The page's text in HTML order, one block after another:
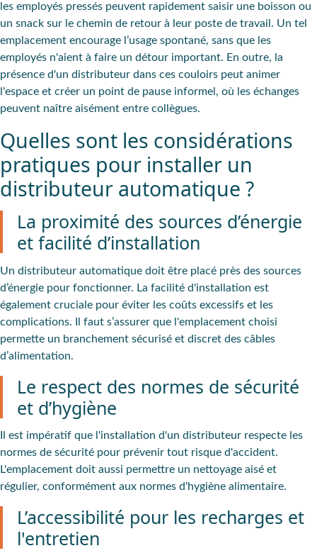
les employés pressés peuvent rapidement saisir une boisson ou
un snack sur le chemin de retour à leur poste de travail. Un tel
emplacement encourage l’usage spontané, sans que les
employés n'aient à faire un détour important. En outre, la
présence d'un distributeur dans ces couloirs peut animer
l'espace et créer un point de pause informel, où les échanges
peuvent naître aisément entre collègues.
Quelles sont les considérations
pratiques pour installer un
distributeur automatique ?
La proximité des sources d’énergie
et facilité d’installation
Un distributeur automatique doit être placé près des sources
d’énergie pour fonctionner. La facilité d'installation est
également cruciale pour éviter les coûts excessifs et les
complications. Il faut s’assurer que l'emplacement choisi
permette un branchement sécurisé et discret des câbles
d’alimentation.
Le respect des normes de sécurité
et d’hygiène
Il est impératif que l'installation d'un distributeur respecte les
normes de sécurité pour prévenir tout risque d'accident.
L'emplacement doit aussi permettre un nettoyage aisé et
régulier, conformément aux normes d'hygiène alimentaire.
L’accessibilité pour les recharges et
l'entretien